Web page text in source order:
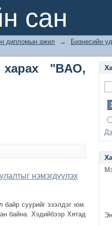
сан
"BAO, LUER"
дипломын ажил → Бизнесийн
"BAO,
нэмэгдүүлэх
суурийг эзэлдэг юм.
байна. Хэдийбээр Хятад